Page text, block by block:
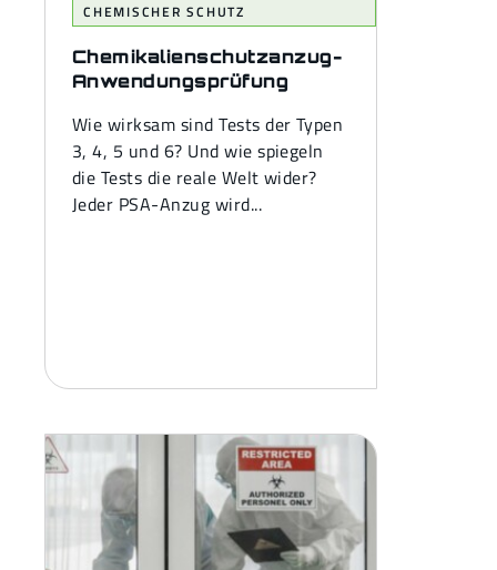
CHEMISCHER SCHUTZ
Chemikalienschutzanzug-
Anwendungsprüfung
Wie wirksam sind Tests der Typen
3, 4, 5 und 6? Und wie spiegeln
die Tests die reale Welt wider?
Jeder PSA-Anzug wird...